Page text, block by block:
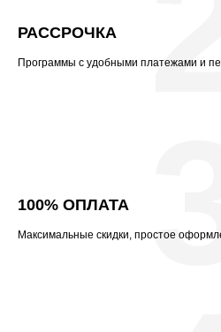
РАССРОЧКА
Программы с удобными платежами и
100% ОПЛАТА
Максимальные скидки, простое